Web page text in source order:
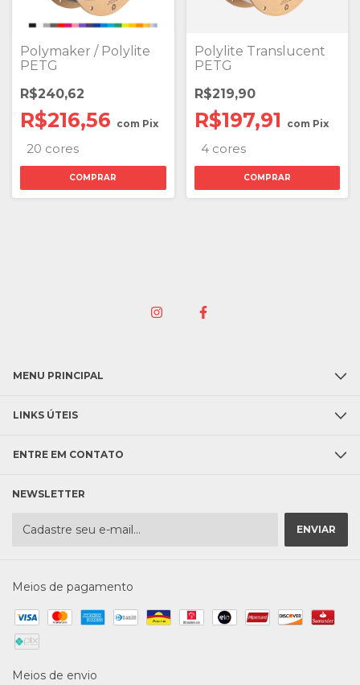
Polymaker / Polylite
PETG
R$240,62
R$216,56 com Pix
20 cores
COMPRAR
Polylite Translucent
PETG
R$219,90
R$197,91 com Pix
4 cores
COMPRAR
MENU PRINCIPAL
LINKS ÚTEIS
ENTRE EM CONTATO
NEWSLETTER
Meios de pagamento
Meios de envio